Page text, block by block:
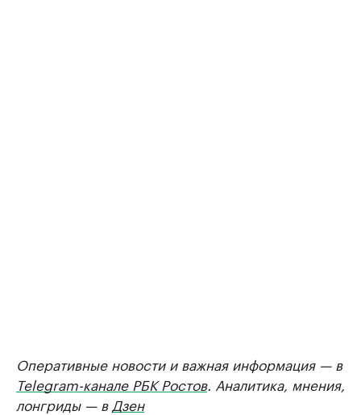
Оперативные новости и важная информация — в
Telegram-канале РБК Ростов. Аналитика, мнения,
лонгриды — в Дзен